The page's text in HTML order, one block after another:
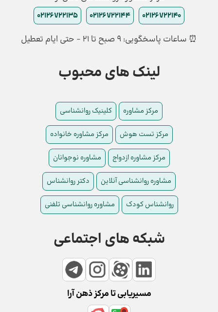
02126722140
02126722144
02126722135
⏰ ساعات پاسخگویی: ۹ صبح تا ۲۱ - حتی ایام تعطیل
لینک های محبوب
مرکز مشاوره کلینیک روانشناسی
مرکز تست هوش مرکز مشاوره خانواده
مرکز مشاوره ازدواج مشاوره نوجوانان
مشاوره روانشناسی آنلاین دکتر روانشناس
روانشناس کودک مشاوره روانشناسی تلفنی
شبکه های اجتماعی
مسیریابی تا مرکز ذهن آرا